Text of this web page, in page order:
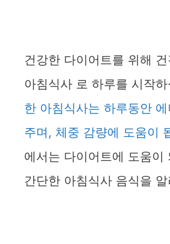
건강한 다이어트를 위해
아침식사 로 하루를 시작
한 아침식사는 하루동안
주며, 체중 감량에 도움이
에서는 다이어트에 도움이
간단한 아침식사 음식을